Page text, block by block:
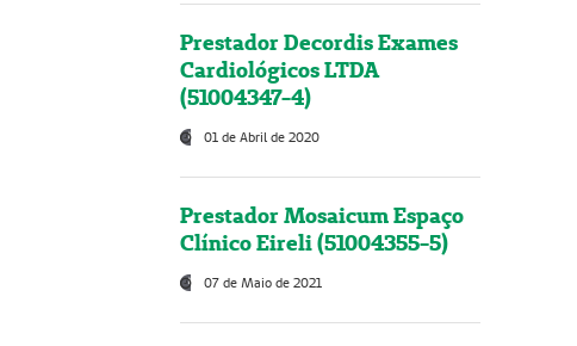
Prestador Decordis Exames
Cardiológicos LTDA
(51004347-4)
01 de Abril de 2020
Prestador Mosaicum Espaço
Clínico Eireli (51004355-5)
07 de Maio de 2021